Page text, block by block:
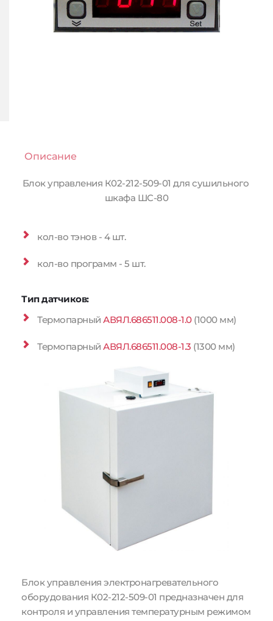
Описание
Блок управления К02-212-509-01 для сушильного
шкафа ШС-80
кол-во тэнов - 4 шт.
кол-во программ - 5 шт.
Тип датчиков:
Термопарный АВЯЛ.686511.008-1.0 (1000 мм)
Термопарный АВЯЛ.686511.008-1.3 (1300 мм)
Блок управления электронагревательного
оборудования К02-212-509-01 предназначен для
контроля и управления температурным режимом